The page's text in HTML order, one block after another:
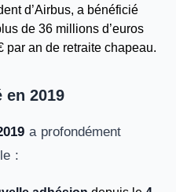
d’Airbus, a bénéficié
de 36 millions d’euros
par an de retraite chapeau.
en 2019
a profondément
: